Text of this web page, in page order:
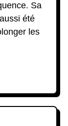
Sa
été
les